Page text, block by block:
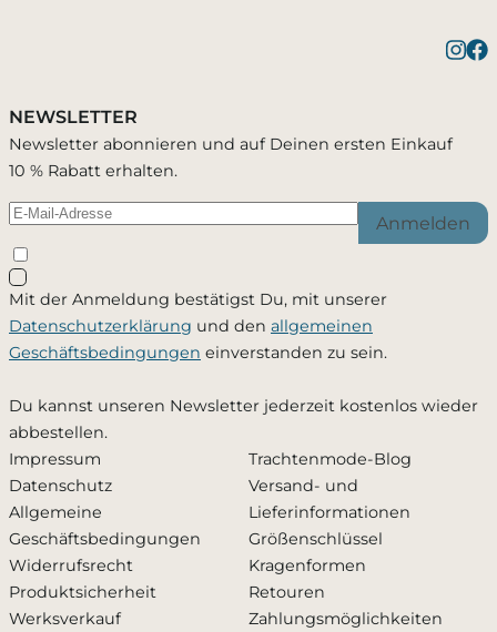
NEWSLETTER
Newsletter abonnieren und auf Deinen ersten Einkauf
10 % Rabatt erhalten.
Anmelden
Mit der Anmeldung bestätigst Du, mit unserer
Datenschutzerklärung und den allgemeinen
Geschäftsbedingungen einverstanden zu sein.
Du kannst unseren Newsletter jederzeit kostenlos wieder
abbestellen.
Impressum
Datenschutz
Allgemeine
Geschäftsbedingungen
Widerrufsrecht
Produktsicherheit
Werksverkauf
Trachtenmode-Blog
Versand- und
Lieferinformationen
Größenschlüssel
Kragenformen
Retouren
Zahlungsmöglichkeiten